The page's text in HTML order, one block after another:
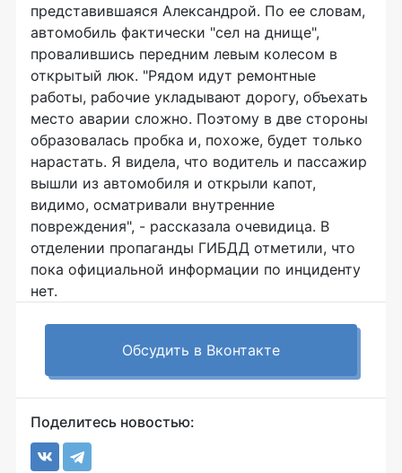
представившаяся Александрой. По ее словам,
автомобиль фактически "сел на днище",
провалившись передним левым колесом в
открытый люк. "Рядом идут ремонтные
работы, рабочие укладывают дорогу, объехать
место аварии сложно. Поэтому в две стороны
образовалась пробка и, похоже, будет только
нарастать. Я видела, что водитель и пассажир
вышли из автомобиля и открыли капот,
видимо, осматривали внутренние
повреждения", - рассказала очевидица. В
отделении пропаганды ГИБДД отметили, что
пока официальной информации по инциденту
нет.
Обсудить в Вконтакте
Поделитесь новостью: